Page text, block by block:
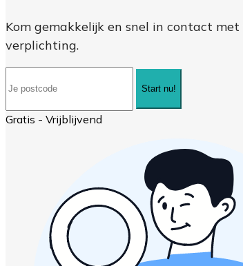
Kom gemakkelijk en snel in contact met
verplichting.
Start nu!
Gratis - Vrijblijvend